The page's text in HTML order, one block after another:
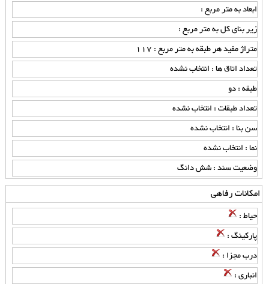
ابعاد به متر مربع :
زیر بنای کل به متر مربع :
متراژ مفید هر طبقه به متر مربع : 117
تعداد اتاق ها : انتخاب نشده
طبقه : دو
تعداد طبقات : انتخاب نشده
سن بنا : انتخاب نشده
نما : انتخاب نشده
وضعیت سند : شش دانگ
امکانات رفاهی
حیاط :
پارکینگ :
درب مجزا :
انباری :